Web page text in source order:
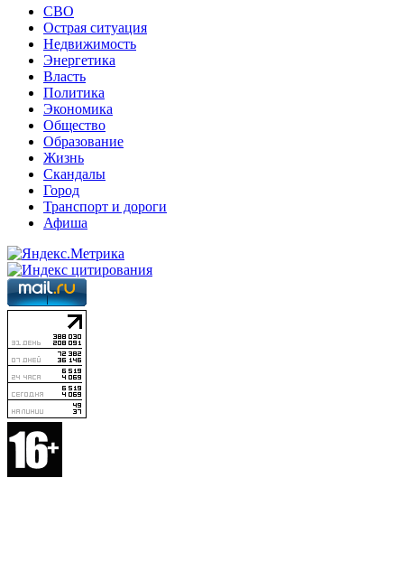
СВО
Острая ситуация
Недвижимость
Энергетика
Власть
Политика
Экономика
Общество
Образование
Жизнь
Скандалы
Город
Транспорт и дороги
Афиша